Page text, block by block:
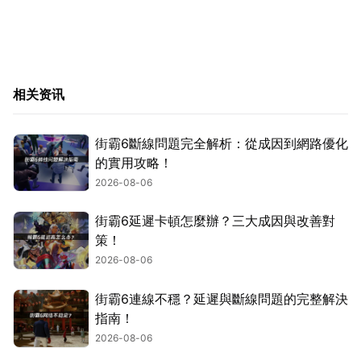
相关资讯
街霸6斷線問題完全解析：從成因到網路優化
的實用攻略！
2026-08-06
街霸6延遲卡頓怎麼辦？三大成因與改善對
策！
2026-08-06
街霸6連線不穩？延遲與斷線問題的完整解決
指南！
2026-08-06